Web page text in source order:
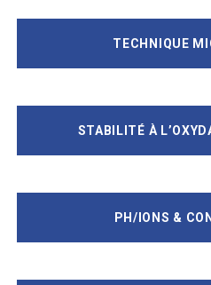
TECHNIQUE
STABILITÉ À
PH/IONS &